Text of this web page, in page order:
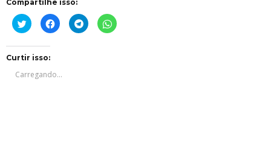
Compartilhe isso:
Clique
para
compartilhar
em
janela)
Clique
para
compartilhar
janela)
Clique
para
compartilhar
Clique
para
Curtir isso:
Carregando...